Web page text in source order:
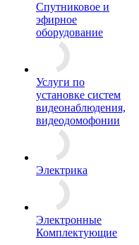
Спутниковое и
эфирное
оборудование
Услуги по
установке систем
видеонаблюдения,
видеодомофонии
Электрика
Электронные
Комплектующие